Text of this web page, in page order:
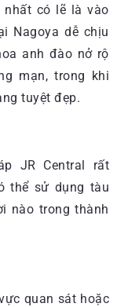
có lẽ là vào
Nagoya dễ chịu
anh đào nở rộ
mạn, trong khi
tuyệt đẹp.
JR Central rất
thể sử dụng tàu
nào trong thành
quan sát hoặc